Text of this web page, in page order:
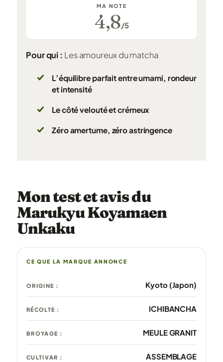
MA NOTE
4,8/5
Pour qui : Les amoureux du matcha
L’équilibre parfait entre umami, rondeur
et intensité
Le côté velouté et crémeux
Zéro amertume, zéro astringence
Mon test et avis du
Marukyu Koyamaen
Unkaku
CE QUE LA MARQUE ANNONCE
ORIGINE : Kyoto (Japon)
RÉCOLTE : ICHIBANCHA
BROYAGE : MEULE GRANIT
CULTIVAR : ASSEMBLAGE